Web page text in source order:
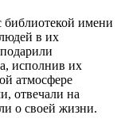
библиотекой имени
в их
исполнив их
атмосфере
отвечали на
о своей жизни.